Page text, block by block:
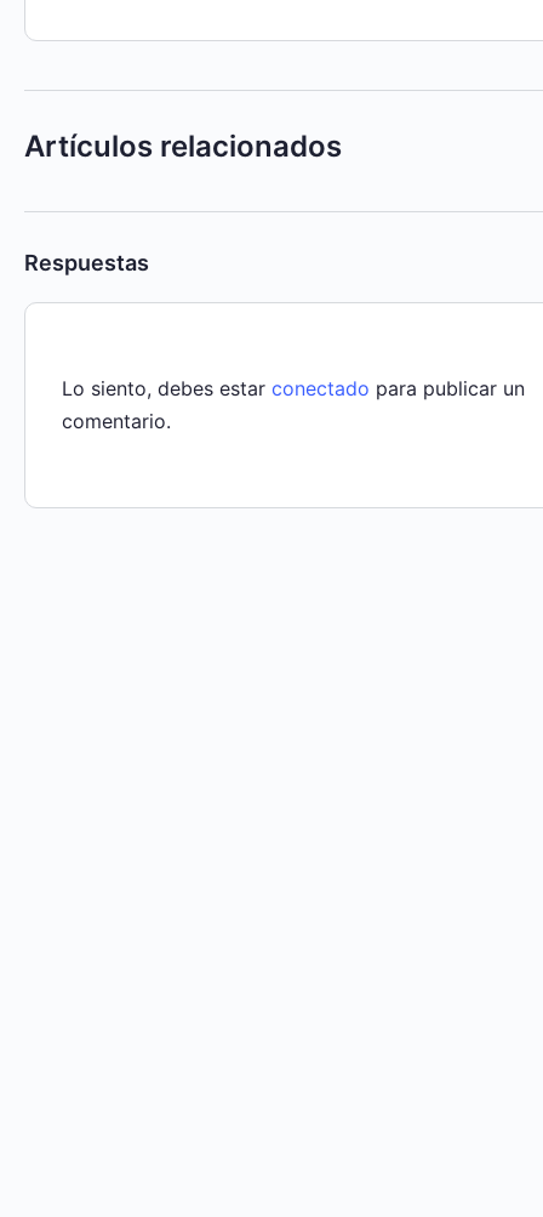
Artículos relacionados
Respuestas
Lo siento, debes estar conectado para publicar un
comentario.